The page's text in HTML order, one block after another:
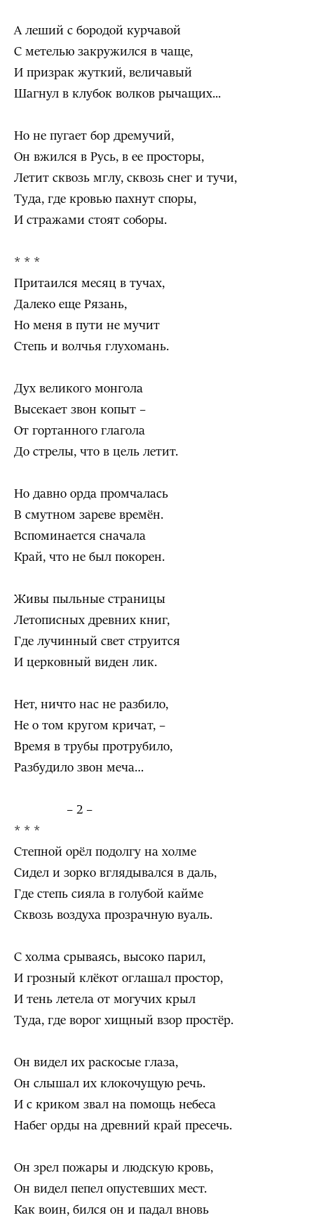
А леший с бородой курчавой
С метелью закружился в чаще,
И призрак жуткий, величавый
Шагнул в клубок волков рычащих...
Но не пугает бор дремучий,
Он вжился в Русь, в ее просторы,
Летит сквозь мглу, сквозь снег и тучи,
Туда, где кровью пахнут споры,
И стражами стоят соборы.
* * *
Притаился месяц в тучах,
Далеко еще Рязань,
Но меня в пути не мучит
Степь и волчья глухомань.
Дух великого монгола
Высекает звон копыт –
От гортанного глагола
До стрелы, что в цель летит.
Но давно орда промчалась
В смутном зареве времён.
Вспоминается сначала
Край, что не был покорен.
Живы пыльные страницы
Летописных древних книг,
Где лучинный свет струится
И церковный виден лик.
Нет, ничто нас не разбило,
Не о том кругом кричат, –
Время в трубы протрубило,
Разбудило звон меча…
– 2 –
* * *
Степной орёл подолгу на холме
Сидел и зорко вглядывался в даль,
Где степь сияла в голубой кайме
Сквозь воздуха прозрачную вуаль.
С холма срываясь, высоко парил,
И грозный клёкот оглашал простор,
И тень летела от могучих крыл
Туда, где ворог хищный взор простёр.
Он видел их раскосые глаза,
Он слышал их клокочущую речь.
И с криком звал на помощь небеса
Набег орды на древний край пресечь.
Он зрел пожары и людскую кровь,
Он видел пепел опустевших мест.
Как воин, бился он и падал вновь